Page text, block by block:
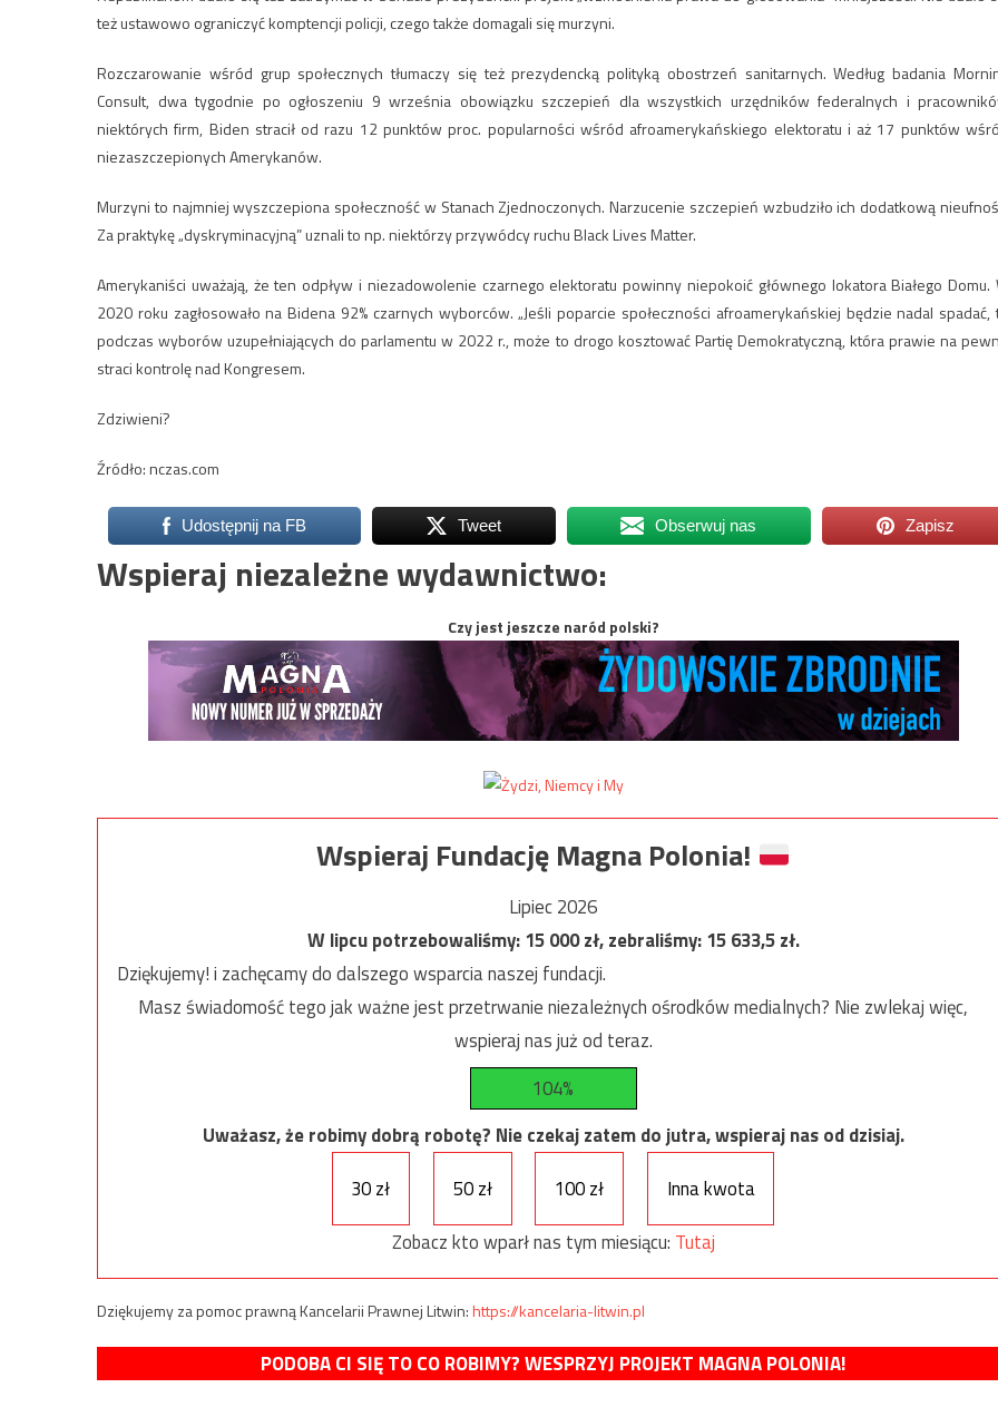
też ustawowo ograniczyć komptencji policji, czego także domagali się murzyni.
Rozczarowanie wśród grup społecznych tłumaczy się też prezydencką polityką obostrzeń sanitarnych. Według badania
Consult, dwa tygodnie po ogłoszeniu 9 września obowiązku szczepień dla wszystkich urzędników federalnych i
niektórych firm, Biden stracił od razu 12 punktów proc. popularności wśród afroamerykańskiego elektoratu i aż 17 punktów
niezaszczepionych Amerykanów.
Murzyni to najmniej wyszczepiona społeczność w Stanach Zjednoczonych. Narzucenie szczepień wzbudziło ich dodatkową
Za praktykę „dyskryminacyjną” uznali to np. niektórzy przywódcy ruchu Black Lives Matter.
Amerykaniści uważają, że ten odpływ i niezadowolenie czarnego elektoratu powinny niepokoić głównego lokatora Białego Domu.
2020 roku zagłosowało na Bidena 92% czarnych wyborców. „Jeśli poparcie społeczności afroamerykańskiej będzie nadal spadać,
podczas wyborów uzupełniających do parlamentu w 2022 r., może to drogo kosztować Partię Demokratyczną, która prawie na
straci kontrolę nad Kongresem.
Zdziwieni?
Źródło: nczas.com
Udostępnij na FB Tweet Obserwuj nas Zapisz
Wspieraj niezależne wydawnictwo:
Czy jest jeszcze naród polski?
Wspieraj Fundację Magna Polonia!
Lipiec 2026
W lipcu potrzebowaliśmy:15 000zł, zebraliśmy:15 633,5zł.
Dziękujemy! i zachęcamy do dalszego wsparcia naszej fundacji.
Masz świadomość tego jak ważne jest przetrwanie niezależnych ośrodków medialnych? Nie zwlekaj więc,
wspieraj nas już od teraz.
104%
Uważasz, że robimy dobrą robotę? Nie czekaj zatem do jutra, wspieraj nas od dzisiaj.
30 zł
50 zł 100 zł
Inna kwota
Zobacz kto wparł nas tym miesiącu: Tutaj
Dziękujemy za pomoc prawną Kancelarii Prawnej Litwin:https://kancelaria-litwin.pl
PODOBA CI SIĘ TO CO ROBIMY? WESPRZYJ PROJEKT MAGNA POLONIA!